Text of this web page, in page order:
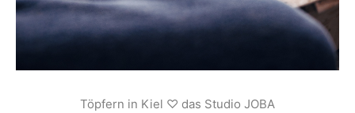
Töpfern in Kiel ♡ das Studio JOBA